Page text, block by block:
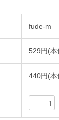
fude-m
529円(
440円(